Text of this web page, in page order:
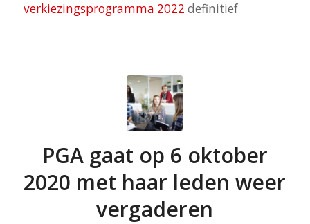
verkiezingsprogramma 2022 definitief
PGA gaat op 6 oktober
2020 met haar leden weer
vergaderen